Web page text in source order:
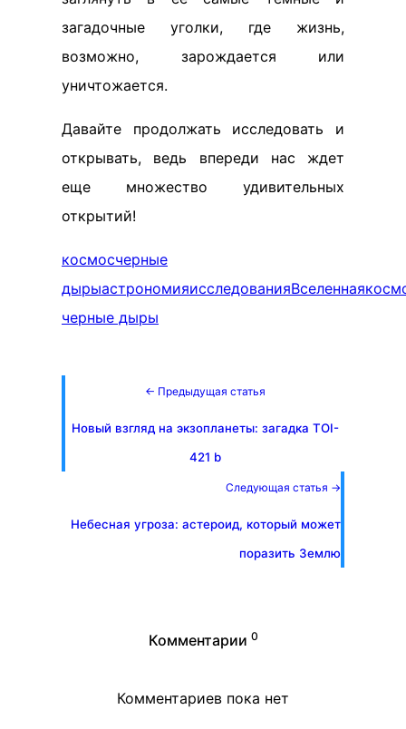
загадочные уголки, где жизнь,
возможно, зарождается или
уничтожается.
Давайте продолжать исследовать и
открывать, ведь впереди нас ждет
еще множество удивительных
открытий!
космосчерные
дырыастрономияисследованияВселенная
черные дыры
← Предыдущая статья
Новый взгляд на экзопланеты: загадка TOI-
421 b
Следующая статья →
Небесная угроза: астероид, который может
поразить Землю
Комментарии 0
Комментариев пока нет